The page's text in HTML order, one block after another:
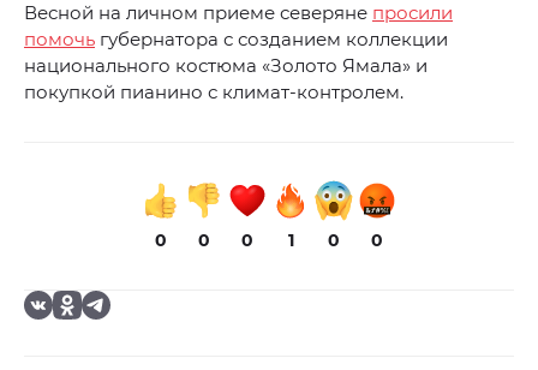
Весной на личном приеме северяне просили
помочь губернатора с созданием коллекции
национального костюма «Золото Ямала» и
покупкой пианино с климат-контролем.
0 0 0 1 0 0